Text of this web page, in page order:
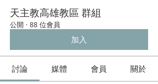
天主教高雄教區 群組
公開 · 88 位會員
加入
討論 媒體 會員 關於